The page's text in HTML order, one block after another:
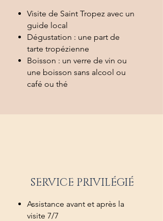
Visite de Saint Tropez avec un
guide local
Dégustation : une part de
tarte tropézienne
Boisson : un verre de vin ou
une boisson sans alcool ou
café ou thé
SERVICE PRIVILÉGIÉ
Assistance avant et après la
visite 7/7